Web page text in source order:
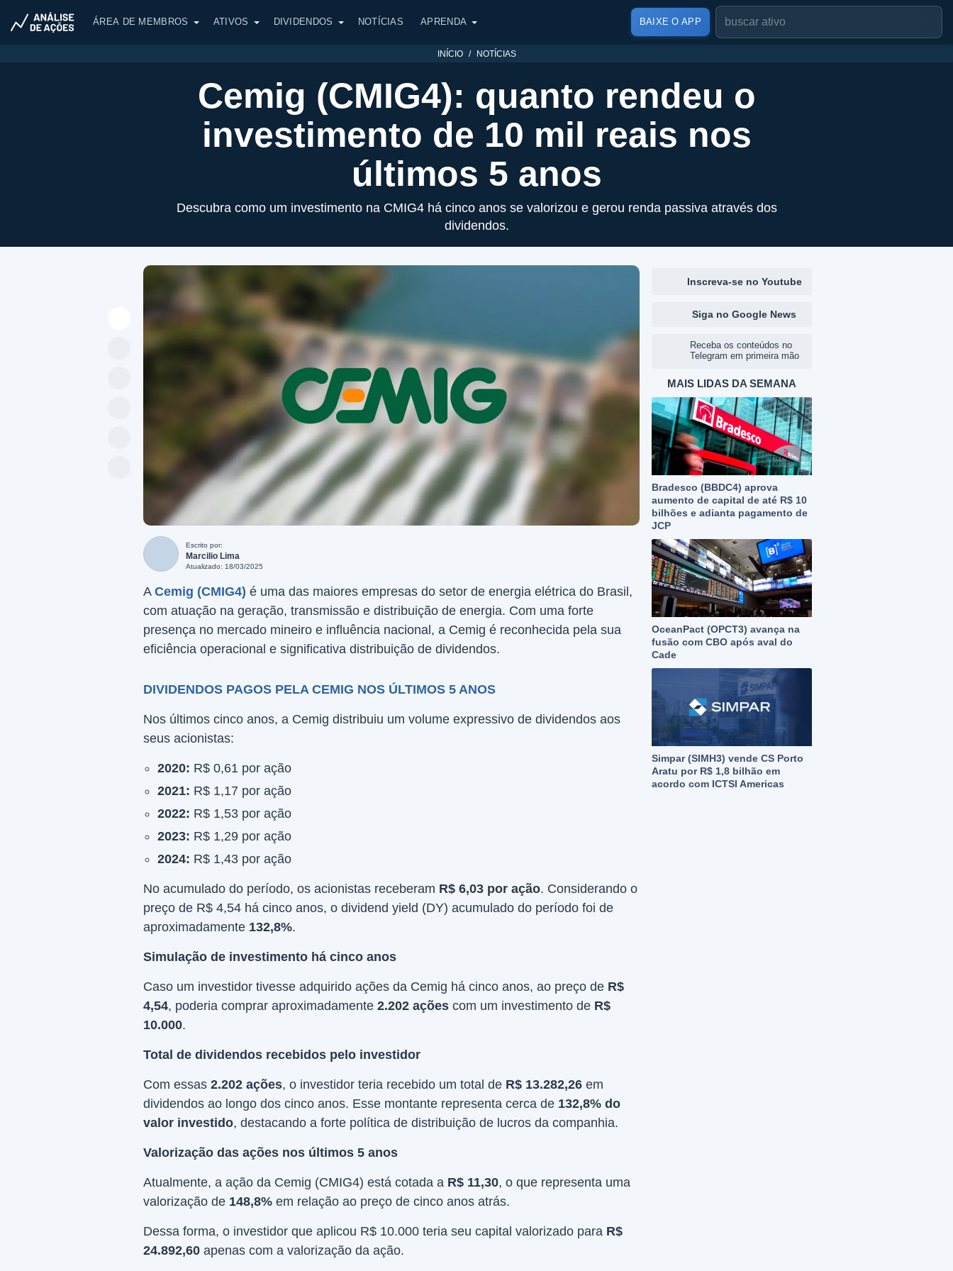
ÁREA DE MEMBROS ATIVOS DIVIDENDOS NOTÍCIAS APRENDA BAIXE O APP
INÍCIO NOTÍCIAS
Cemig (CMIG4): quanto rendeu o
investimento de 10 mil reais nos
últimos 5 anos
Descubra como um investimento na CMIG4 há cinco anos se valorizou e gerou renda passiva através dos
dividendos.
Escrito por:
Marcilio Lima
Atualizado: 18/03/2025
A Cemig (CMIG4) é uma das maiores empresas do setor de energia elétrica do Brasil,
com atuação na geração, transmissão e distribuição de energia. Com uma forte
presença no mercado mineiro e influência nacional, a Cemig é reconhecida pela sua
eficiência operacional e significativa distribuição de dividendos.
DIVIDENDOS PAGOS PELA CEMIG NOS ÚLTIMOS 5 ANOS
Nos últimos cinco anos, a Cemig distribuiu um volume expressivo de dividendos aos
seus acionistas:
2020: R$ 0,61 por ação
2021: R$ 1,17 por ação
2022: R$ 1,53 por ação
2023: R$ 1,29 por ação
2024: R$ 1,43 por ação
No acumulado do período, os acionistas receberam R$ 6,03 por ação. Considerando o
preço de R$ 4,54 há cinco anos, o dividend yield (DY) acumulado do período foi de
aproximadamente 132,8%.
Simulação de investimento há cinco anos
Caso um investidor tivesse adquirido ações da Cemig há cinco anos, ao preço de R$
4,54, poderia comprar aproximadamente 2.202 ações com um investimento de R$
10.000.
Total de dividendos recebidos pelo investidor
Com essas 2.202 ações, o investidor teria recebido um total de R$ 13.282,26 em
dividendos ao longo dos cinco anos. Esse montante representa cerca de 132,8% do
valor investido, destacando a forte política de distribuição de lucros da companhia.
Valorização das ações nos últimos 5 anos
Atualmente, a ação da Cemig (CMIG4) está cotada a R$ 11,30, o que representa uma
valorização de 148,8% em relação ao preço de cinco anos atrás.
Dessa forma, o investidor que aplicou R$ 10.000 teria seu capital valorizado para R$
24.892,60 apenas com a valorização da ação.
Inscreva-se no Youtube
Siga no Google News
Receba os conteúdos no
Telegram em primeira mão
MAIS LIDAS DA SEMANA
Bradesco (BBDC4) aprova
aumento de capital de até R$ 10
bilhões e adianta pagamento de
JCP
OceanPact (OPCT3) avança na
fusão com CBO após aval do
Cade
Simpar (SIMH3) vende CS Porto
Aratu por R$ 1,8 bilhão em
acordo com ICTSI Americas